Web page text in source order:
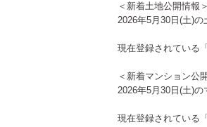
＜新着土地公
2026年5月30日(土)の
現在登録されている
＜新着マンシ
2026年5月30日(土)の
現在登録されている